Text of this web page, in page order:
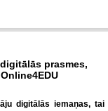
prasmes,
digitālās iemaņas, tai